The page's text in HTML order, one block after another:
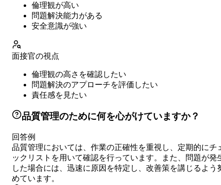
倫理観が高い
問題解決能力がある
安全意識が強い
面接官の視点
倫理観の高さを確認したい
問題解決のアプローチを評価したい
責任感を見たい
品質管理のために何を心がけていますか？
回答例
品質管理においては、作業の正確性を重視し、定期的にチ
ックリストを用いて確認を行っています。また、問題が発
した場合には、迅速に原因を特定し、改善策を講じるよう
めています。